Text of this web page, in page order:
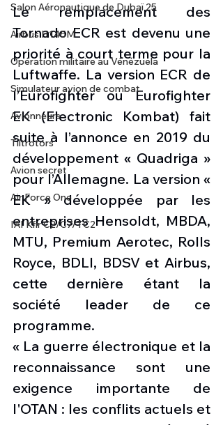
Salon Aéronautique de Dubaï 25
Airbus H145M
Opération militaire au Vénézuela
Simulateur avion de combat
Avionneurs
Tiltrotors
Avion secret
Air Force One
IAI Kfir C2/C7/TC2
Le remplacement des
Tornado ECR est devenu une
priorité à court terme pour la
Luftwaffe. La version ECR de
l’Eurofighter ou Eurofighter
EK (Electronic Kombat) fait
suite à l’annonce en 2019 du
développement « Quadriga »
pour l’Allemagne. La version «
EK » développée par les
entreprises Hensoldt, MBDA,
MTU, Premium Aerotec, Rolls
Royce, BDLI, BDSV et Airbus,
cette dernière étant la
société leader de ce
programme.
« La guerre électronique et la
reconnaissance sont une
exigence importante de
l'OTAN : les conflits actuels et